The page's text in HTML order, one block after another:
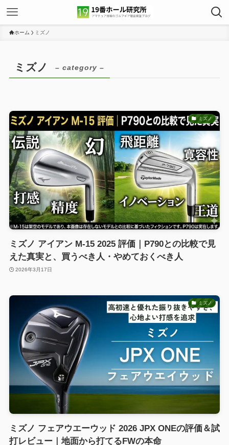
ホーム ミズノ
ミズノ – category –
ミズノ
ミズノ アイアン M-15 2025 評価｜P790との比較で見
えた真実と、買うべき人・やめておくべき人
2026年3月17日
ミズノ
ミズノ フェアウエーウッド 2026 JPX ONEの評価＆試
打レビュー｜地面から打てるFWの本命